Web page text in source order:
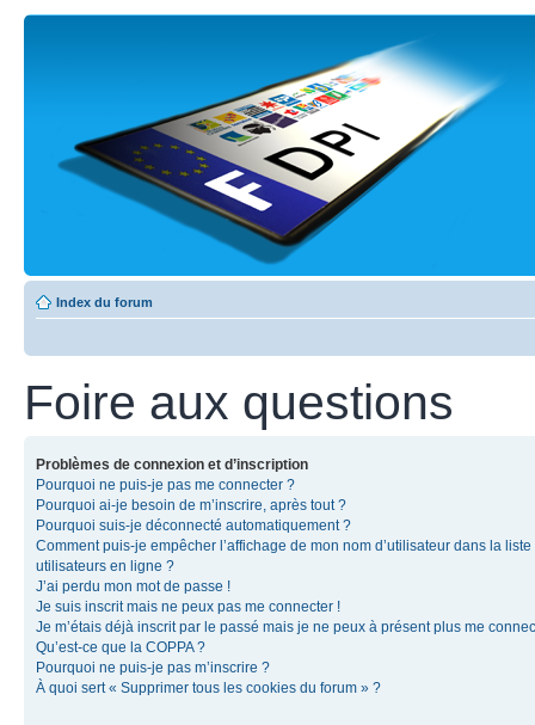
Index du forum
Foire aux questions
Problèmes de connexion et d’inscription
Pourquoi ne puis-je pas me connecter ?
Pourquoi ai-je besoin de m’inscrire, après tout ?
Pourquoi suis-je déconnecté automatiquement ?
Comment puis-je empêcher l’affichage de mon nom d’utilisateur dans la liste
utilisateurs en ligne ?
J’ai perdu mon mot de passe !
Je suis inscrit mais ne peux pas me connecter !
Je m’étais déjà inscrit par le passé mais je ne peux à présent plus me
Qu’est-ce que la COPPA ?
Pourquoi ne puis-je pas m’inscrire ?
À quoi sert « Supprimer tous les cookies du forum » ?